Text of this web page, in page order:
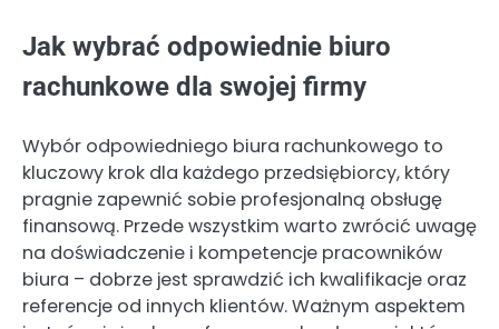
Jak wybrać odpowiednie biuro
rachunkowe dla swojej firmy
Wybór odpowiedniego biura rachunkowego to
kluczowy krok dla każdego przedsiębiorcy, który
pragnie zapewnić sobie profesjonalną obsługę
finansową. Przede wszystkim warto zwrócić uwagę
na doświadczenie i kompetencje pracowników
biura – dobrze jest sprawdzić ich kwalifikacje oraz
referencje od innych klientów. Ważnym aspektem